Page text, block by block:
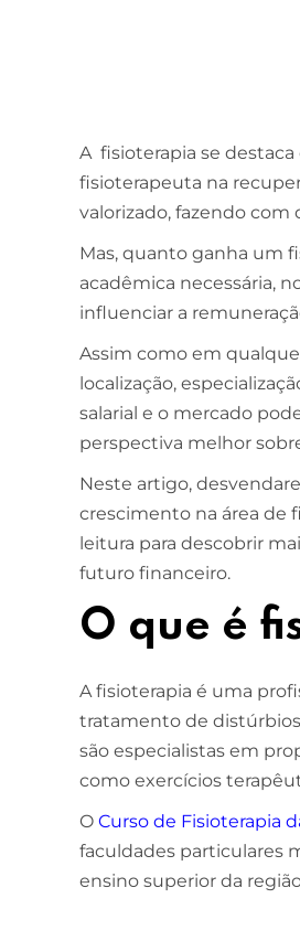
A fisioterapia se destaca
fisioterapeuta na
valorizado, fazendo
Mas, quanto ganha um
acadêmica necessária,
influenciar a
Assim como em
localização,
salarial e o mercado
perspectiva melhor
Neste artigo,
crescimento na área de
leitura para descobrir
futuro financeiro.
O que é
A fisioterapia é uma
tratamento de
são especialistas em
como exercícios
O Curso de Fisioterapia
faculdades particulares
ensino superior da